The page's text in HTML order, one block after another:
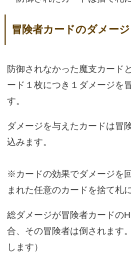
冒険者カードのダメージ
防御されなかった魔支カード
ード１枚につき１ダメージを
す。
ダメージを与えたカードは冒
込みます。
※カードの効果でダメージを
まれた任意のカードを捨て札
総ダメージが冒険者カードの
合、その冒険者は倒されます
します）